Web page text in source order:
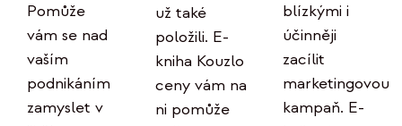
Pomůže
vám se nad
vaším
podnikáním
zamyslet v
už také
položili. E-
kniha Kouzlo
ceny vám na
ni pomůže
blízkými i
účinněji
zacílit
marketingovou
kampaň. E-